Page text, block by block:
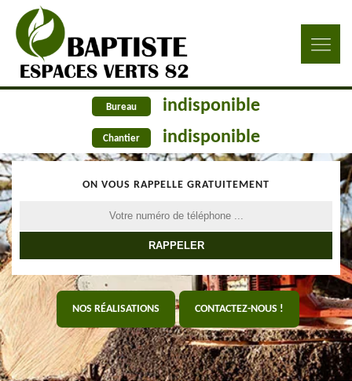
Bureau indisponible
Chantier indisponible
ON VOUS RAPPELLE GRATUITEMENT
NOS RÉALISATIONS CONTACTEZ-NOUS !